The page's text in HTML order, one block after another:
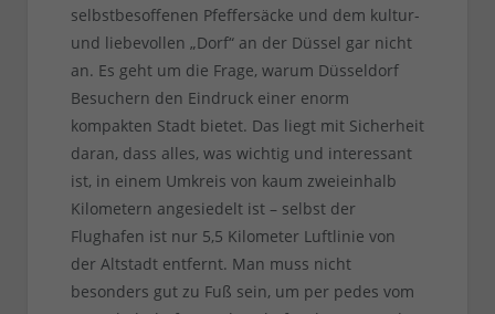
selbstbesoffenen Pfeffersäcke und dem kultur-
und liebevollen „Dorf“ an der Düssel gar nicht
an. Es geht um die Frage, warum Düsseldorf
Besuchern den Eindruck einer enorm
kompakten Stadt bietet. Das liegt mit Sicherheit
daran, dass alles, was wichtig und interessant
ist, in einem Umkreis von kaum zweieinhalb
Kilometern angesiedelt ist – selbst der
Flughafen ist nur 5,5 Kilometer Luftlinie von
der Altstadt entfernt. Man muss nicht
besonders gut zu Fuß sein, um per pedes vom